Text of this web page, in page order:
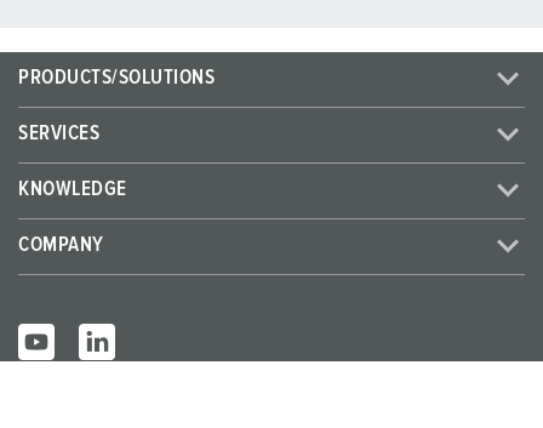
PRODUCTS/SOLUTIONS
SERVICES
KNOWLEDGE
COMPANY